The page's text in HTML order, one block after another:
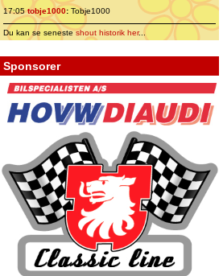
17:05tobje1000: Tobje1000
Du kan se senesteshout historik her...
Sponsorer